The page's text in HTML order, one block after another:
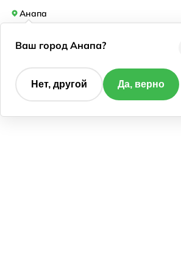
Анапа
Ваш город Анапа?
Нет, другой Да, верно